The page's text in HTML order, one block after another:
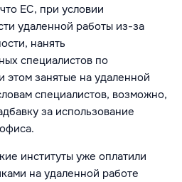
ЕС, при условии
удаленной работы из-за
нанять
специалистов по
этом занятые на удаленной
специалистов, возможно,
за использование
институты уже оплатили
на удаленной работе